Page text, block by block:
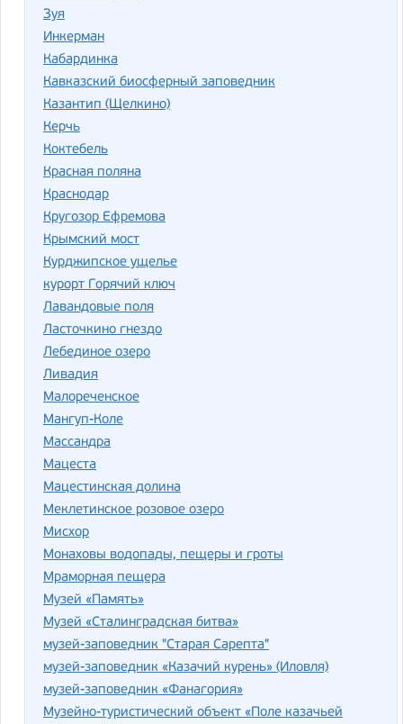
Зуя
Инкерман
Кабардинка
Кавказский биосферный заповедник
Казантип (Щелкино)
Керчь
Коктебель
Красная поляна
Краснодар
Кругозор Ефремова
Крымский мост
Курджипское ущелье
курорт Горячий ключ
Лавандовые поля
Ласточкино гнездо
Лебединое озеро
Ливадия
Малореченское
Мангуп-Коле
Массандра
Мацеста
Мацестинская долина
Меклетинское розовое озеро
Мисхор
Монаховы водопады, пещеры и гроты
Мраморная пещера
Музей «Память»
Музей «Сталинградская битва»
музей-заповедник "Старая Сарепта"
музей-заповедник «Казачий курень» (Иловля)
музей-заповедник «Фанагория»
Музейно-туристический объект «Поле казачьей